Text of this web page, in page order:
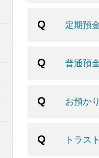
定期預
普通預
お預か
トラス